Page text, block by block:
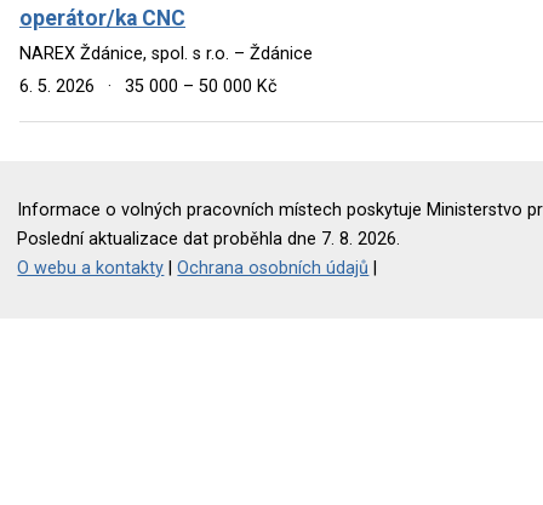
operátor/ka CNC
NAREX Ždánice, spol. s r.o. – Ždánice
6. 5. 2026
· 35 000 – 50 000 Kč
Informace o volných pracovních místech poskytuje Ministerstvo
Poslední aktualizace dat proběhla dne 7. 8. 2026.
O webu a kontakty |Ochrana osobních údajů